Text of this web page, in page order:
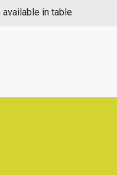
available in table